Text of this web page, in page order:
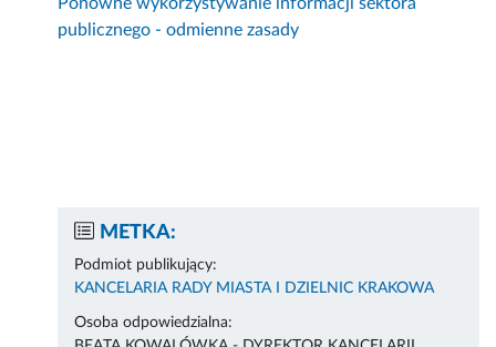
publicznego - odmienne zasady
METKA:
Podmiot publikujący:
KANCELARIA RADY MIASTA I DZIELNIC KRAKOWA
Osoba odpowiedzialna: